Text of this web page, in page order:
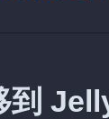
到